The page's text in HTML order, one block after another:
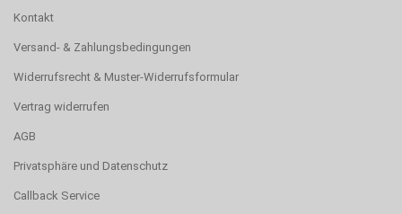
Kontakt
Versand- & Zahlungsbedingungen
Widerrufsrecht & Muster-Widerrufsformular
Vertrag widerrufen
AGB
Privatsphäre und Datenschutz
Callback Service